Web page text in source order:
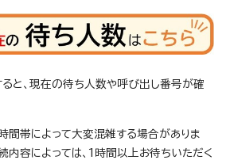
ると、現在の待ち人数や呼び出し番号が確
間帯によって大変混雑する場合がありま
内容によっては、1時間以上お待ちいただく